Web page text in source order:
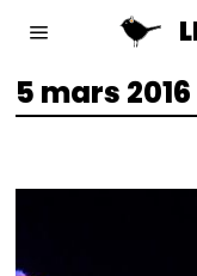
5 mars 2016